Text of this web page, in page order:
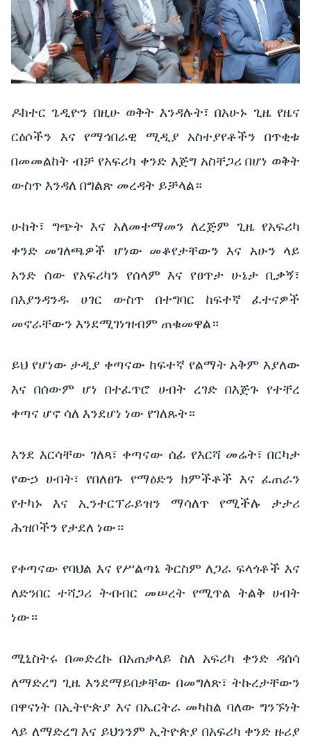
ዶክተር ጌዲዮን በዚሁ ወቅት እንዳሉት፣ በአሁኑ ጊዜ የዜና
ርዕሶችን እና የማኅበራዊ ሚዲያ አስተያየቶችን በጥቂቱ
በመመልከት ብቻ የአፍሪካ ቀንድ እጅግ አስቸጋሪ በሆነ ወቅት
ውስጥ እንዳለ በግልጽ መረዳት ይቻላል።
ሁከት፣ ግጭት እና አለመተማመን ለረጅም ጊዜ የአፍሪካ
ቀንድ መገለጫዎች ሆነው መቆየታቸውን እና አሁን ላይ
አንድ ሰው
የአፍሪካን የሰላም እና የፀጥታ ሁኔታ ቢቃኝ፣
በእያንዳንዱ
ሀገር ውስጥ በተግባር ከፍተኛ
ፈተናዎች
መኖራቸውን እንደሚገነዝብም ጠቁመዋል።
ይህ የሆነው ታዲያ ቀጣናው ከፍተኛ የልማት አቅም እያለው
እና በሰውም ሆነ በተፈጥሮ ሀብት ረገድ በእጅጉ የተቸረ
ቀጣና ሆኖ ሳለ እንደሆነ ነው የገለጹት።
እንደ እርሳቸው ገለጻ፣ ቀጣናው ሰፊ የእርሻ መሬት፣ በርካታ
የውኃ ሀብት፣ የበለፀጉ የማዕድን ክምችቶች እና ፈጠራን
የተካኑ እና ኢንተርፕራይዝን ማሳለጥ የሚችሉ ታታሪ
ሕዝቦችን የታደለ ነው።
የቀጣናው የባህል እና የሥልጣኔ ቅርስም ለጋራ ፍላጎቶች እና
ለድንበር ተሻጋሪ ትብብር መሠረት የሚጥል ትልቅ ሀብት
ነው።
ሚኒስትሩ በመድረኩ በአጠቃላይ ስለ አፍሪካ ቀንድ ዳሰሳ
ለማድረግ ጊዜ እንደማይበቃቸው በመግለጽ፣ ትኩረታቸውን
በዋናነት በኢትዮጵያ እና በኤርትራ መካከል ባለው ግንኙነት
ላይ ለማድረግ እና ይህንንም ኢትዮጵያ በአፍሪካ ቀንድ ዙሪያ